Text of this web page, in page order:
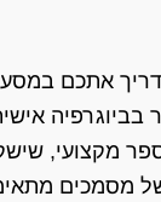
אתכם
בביוגרפיה
מקצועי,
מסמכים